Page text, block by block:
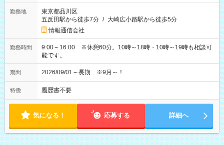
勤務地
東京都品川区
五反田駅から徒歩7分 / 大崎広小路駅から徒歩5分
情報通信会社
勤務時間
9:00～16:00 ※休憩60分。10時～18時・10時～19時も相談可
能です。
期間 2026/09/01～長期 ※9月～！
特徴 履歴書不要
気になる！ 応募する 詳細へ